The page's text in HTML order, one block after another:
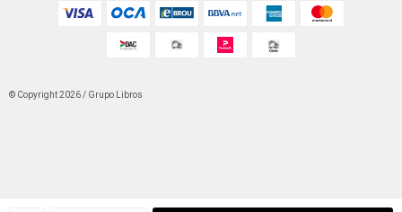
© Copyright 2026 / Grupo Libros